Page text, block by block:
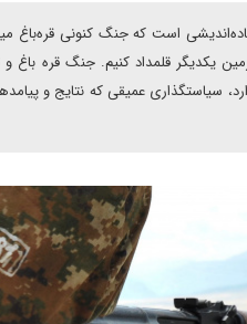
است که جنگ کنونی قره‌باغ
یکدیگر قلمداد کنیم. جنگ قره ‌باغ
سیاستگذاری عمیقی که نتایج و